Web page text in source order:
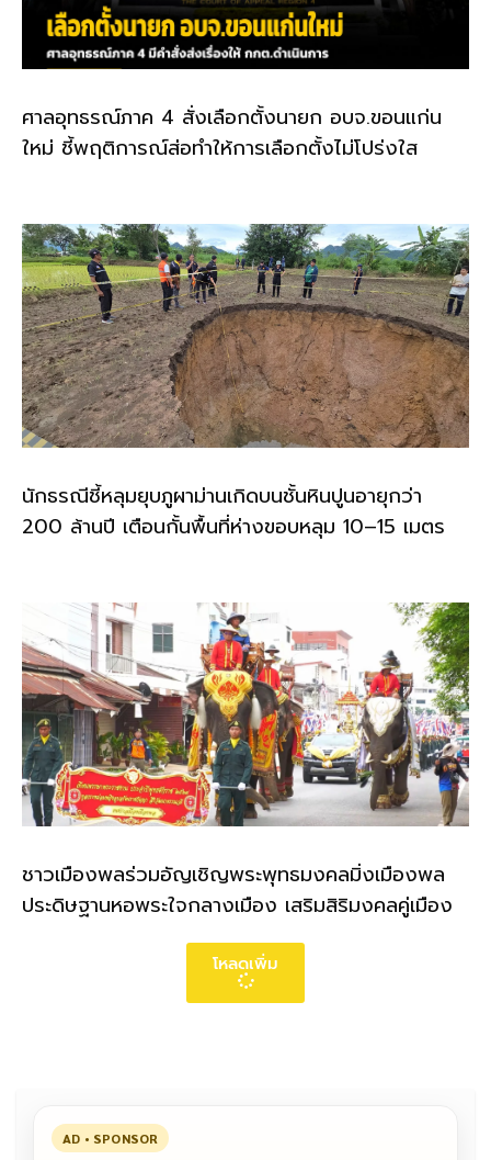
ศาลอุทธรณ์ภาค 4 สั่งเลือกตั้งนายก อบจ.ขอนแก่น
ใหม่ ชี้พฤติการณ์ส่อทำให้การเลือกตั้งไม่โปร่งใส
นักธรณีชี้หลุมยุบภูผาม่านเกิดบนชั้นหินปูนอายุกว่า
200 ล้านปี เตือนกั้นพื้นที่ห่างขอบหลุม 10–15 เมตร
ชาวเมืองพลร่วมอัญเชิญพระพุทธมงคลมิ่งเมืองพล
ประดิษฐานหอพระใจกลางเมือง เสริมสิริมงคลคู่เมือง
โหลดเพิ่ม
AD • SPONSOR